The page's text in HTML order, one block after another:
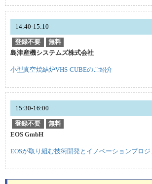
14:40-15:10
登録不要
無料
島津産機システムズ株式会社
小型真空焼結炉VHS-CUBEのご紹介
15:30-16:00
登録不要
無料
EOS GmbH
EOSが取り組む技術開発とイノベーションプロ